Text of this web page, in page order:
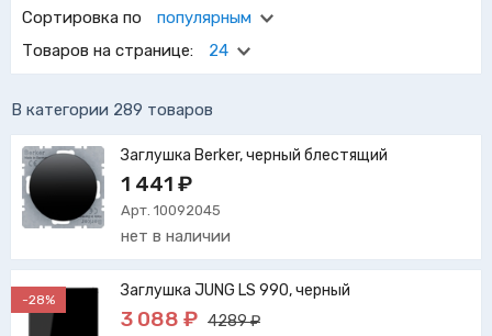
Сортировка по
популярным
Товаров на странице:
24
В категории 289 товаров
Заглушка Berker, черный блестящий
1 441 ₽
Арт. 10092045
нет в наличии
-28% Заглушка JUNG LS 990, черный
3 088 ₽ 4289 ₽